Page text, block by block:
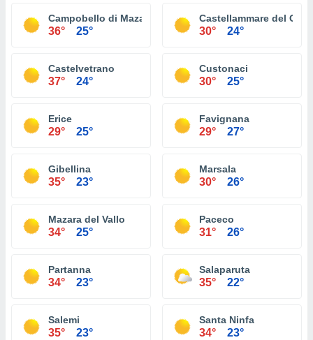
Campobello di Mazara
36° 25°
Castellammare del
30° 24°
Castelvetrano
37° 24°
Custonaci
30° 25°
Erice
29° 25°
Favignana
29° 27°
Gibellina
35° 23°
Marsala
30° 26°
Mazara del Vallo
34° 25°
Paceco
31° 26°
Partanna
34° 23°
Salaparuta
35° 22°
Salemi
35° 23°
Santa Ninfa
34° 23°